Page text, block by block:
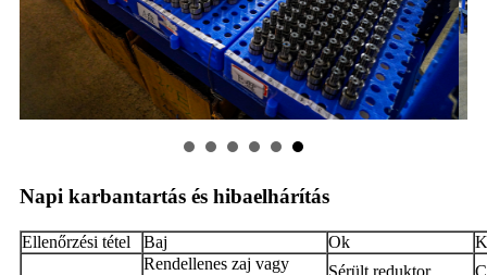
Napi karbantartás és hibaelhárítás
Ellenőrzési tétel Baj Ok
Rendellenes zaj vagy